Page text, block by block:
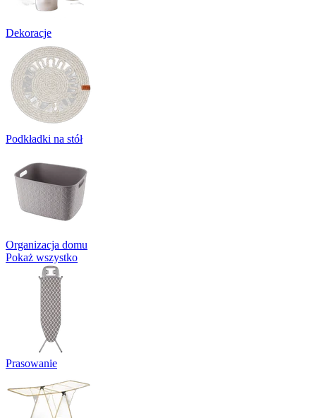
Dekoracje
Podkładki na stół
Organizacja domu
Pokaż wszystko
Prasowanie